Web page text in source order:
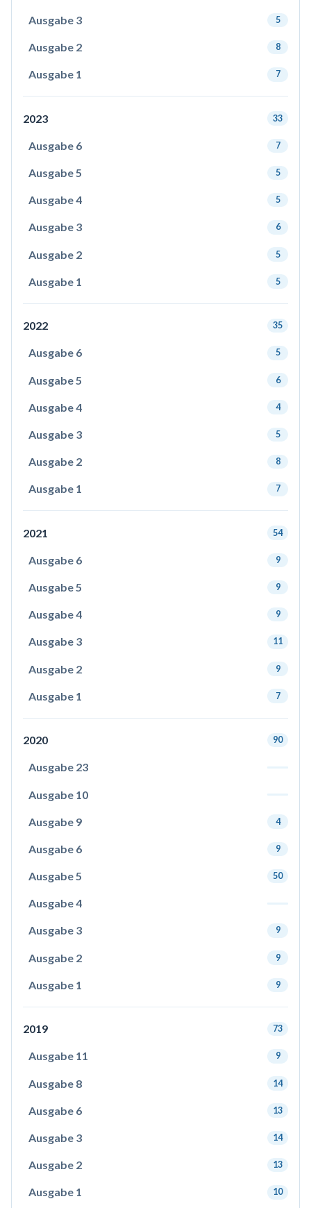
Ausgabe 3 5
Ausgabe 2 8
Ausgabe 1 7
2023 33
Ausgabe 6 7
Ausgabe 5 5
Ausgabe 4 5
Ausgabe 3 6
Ausgabe 2 5
Ausgabe 1 5
2022 35
Ausgabe 6 5
Ausgabe 5 6
Ausgabe 4 4
Ausgabe 3 5
Ausgabe 2 8
Ausgabe 1 7
2021 54
Ausgabe 6 9
Ausgabe 5 9
Ausgabe 4 9
Ausgabe 3 11
Ausgabe 2 9
Ausgabe 1 7
2020 90
Ausgabe 23
Ausgabe 10
Ausgabe 9 4
Ausgabe 6 9
Ausgabe 5 50
Ausgabe 4
Ausgabe 3 9
Ausgabe 2 9
Ausgabe 1 9
2019 73
Ausgabe 11 9
Ausgabe 8 14
Ausgabe 6 13
Ausgabe 3 14
Ausgabe 2 13
Ausgabe 1 10